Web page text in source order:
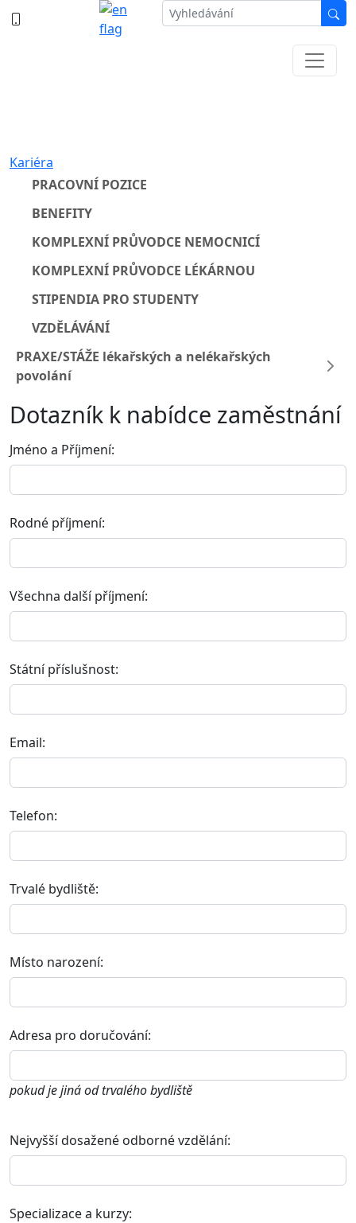
Kariéra
PRACOVNÍ POZICE
BENEFITY
KOMPLEXNÍ PRŮVODCE NEMOCNICÍ
KOMPLEXNÍ PRŮVODCE LÉKÁRNOU
STIPENDIA PRO STUDENTY
VZDĚLÁVÁNÍ
PRAXE/STÁŽE lékařských a nelékařských
povolání
Dotazník k nabídce zaměstnání
Jméno a Příjmení:
Rodné příjmení:
Všechna další příjmení:
Státní příslušnost:
Email:
Telefon:
Trvalé bydliště:
Místo narození:
Adresa pro doručování:
pokud je jiná od trvalého bydliště
Nejvyšší dosažené odborné vzdělání:
Specializace a kurzy: